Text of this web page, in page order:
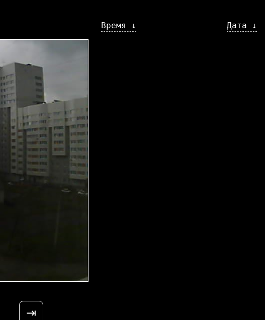
Дата ↓
Время ↓
⇥